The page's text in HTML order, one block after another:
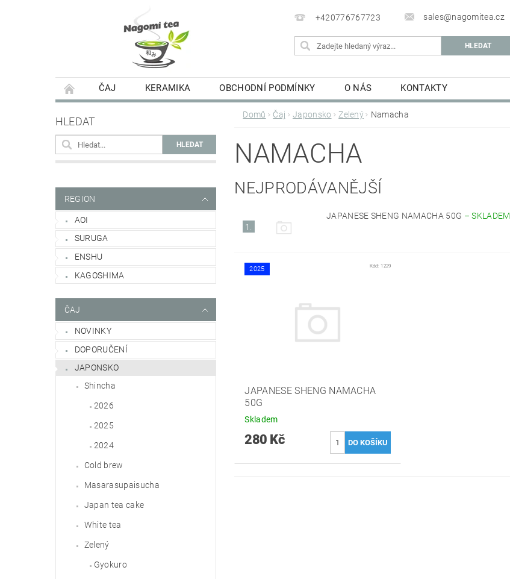
+420776767723 sales@nagomitea.cz
ČAJ KERAMIKA OBCHODNÍ PODMÍNKY O NÁS KONTAKTY
HLEDAT
REGION
AOI
SURUGA
ENSHU
KAGOSHIMA
ČAJ
NOVINKY
DOPORUČENÍ
JAPONSKO
Shincha
2026
2025
2024
Cold brew
Masarasupaisucha
Japan tea cake
White tea
Zelený
Gyokuro
Domů Čaj Japonsko Zelený Namacha
NAMACHA
NEJPRODÁVANĚJŠÍ
1.
JAPANESE SHENG NAMACHA 50G –SKLADEM
2025 Kód: 1229
JAPANESE SHENG NAMACHA
50G
Skladem
280 Kč